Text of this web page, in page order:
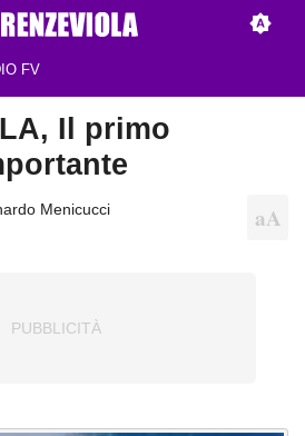
FV
Il primo
Menicucci